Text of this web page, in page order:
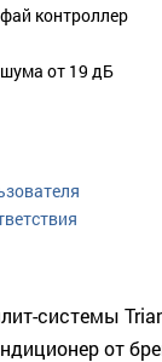
контроллер
от 19 дБ
системы
от